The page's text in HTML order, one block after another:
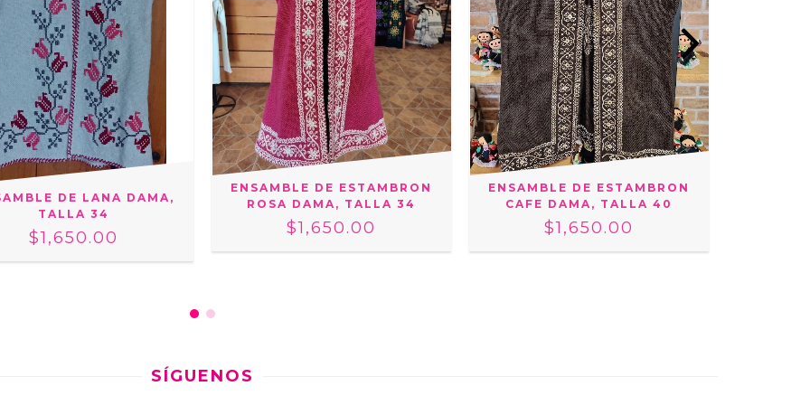
DE LANA DAMA,
TALLA 34
$1,650.00
ENSAMBLE DE ESTAMBRON
ROSA DAMA, TALLA 34
$1,650.00
ENSAMBLE DE ESTAMBRON
CAFE DAMA, TALLA 40
$1,650.00
SÍGUENOS